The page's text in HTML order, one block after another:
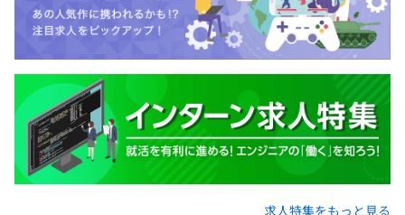
らの提案を積極的におこなうことでプロダクトの価値向上
に貢献しています。
平均2名～5名で開発をおこなっております。
求人特集をもっと見る